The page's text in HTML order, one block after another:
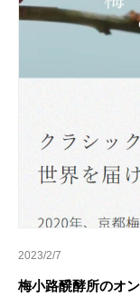
2023/2/7
梅小路醗酵所のオ